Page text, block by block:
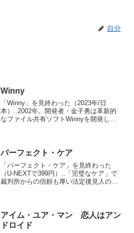
自分
Winny
「Winny」を見終わった（2023年/日
本）..2002年。開発者・金子勇は革新的
なファイル共有ソフトWinnyを開発し、
展...
パーフェクト・ケア
「パーフェクト・ケア」を見終わった
（U-NEXTで399円）..「完璧なケア」で
裁判所からの信頼も厚い法定後見人のマ
事が次々発生。身...
アイム・ユア・マン 恋人はアン
ドロイド